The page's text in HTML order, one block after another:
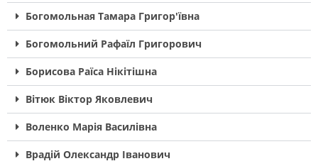
Богомольная Тамара Григор'ївна
Богомольний Рафаїл Григорович
Борисова Раїса Нікітішна
Вітюк Віктор Яковлевич
Воленко Марія Василівна
Врадій Олександр Іванович